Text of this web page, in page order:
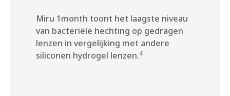
Miru 1month toont het laagste niveau
van bacteriële hechting op gedragen
lenzen in vergelijking met andere
siliconen hydrogel lenzen.4